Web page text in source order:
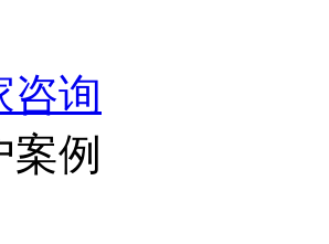
咨询
例